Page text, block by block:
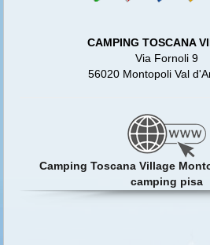
CAMPING TOSCANA
Via Fornoli 9
56020 Montopoli Val
Camping Toscana Village
camping pisa